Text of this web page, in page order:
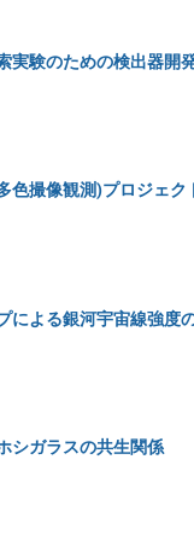
実験のための検出器開
色撮像観測)プロジェク
による銀河宇宙線強度
シガラスの共生関係